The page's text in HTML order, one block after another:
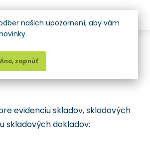
OBCHOD
evidenciu skladov, skladových
skladových dokladov:
našich upozornení, aby vám
Áno, zapnúť